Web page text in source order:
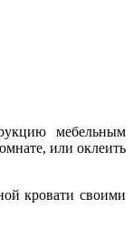
мебельным
или оклеить